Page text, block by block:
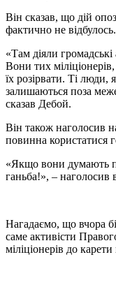
Він сказав, що дій
фактично не відбулось.
«Там діяли
Вони тих
їх розірвати. Ті люди,
залишаються поза
сказав Дебой.
Він також наголосив
повинна користатися
«Якщо вони думають
ганьба!», – наголосив
Нагадаємо, що вчора
саме активісти
міліціонерів до